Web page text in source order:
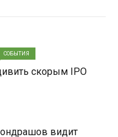
СОБЫТИЯ
скорым IPO
видит